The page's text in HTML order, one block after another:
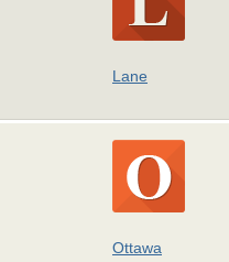
Lane
Ottawa